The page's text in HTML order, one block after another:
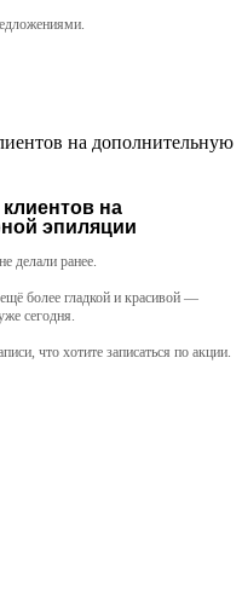
на
эпиляции
делали ранее.
более гладкой и красивой —
сегодня.
что хотите записаться по акции.